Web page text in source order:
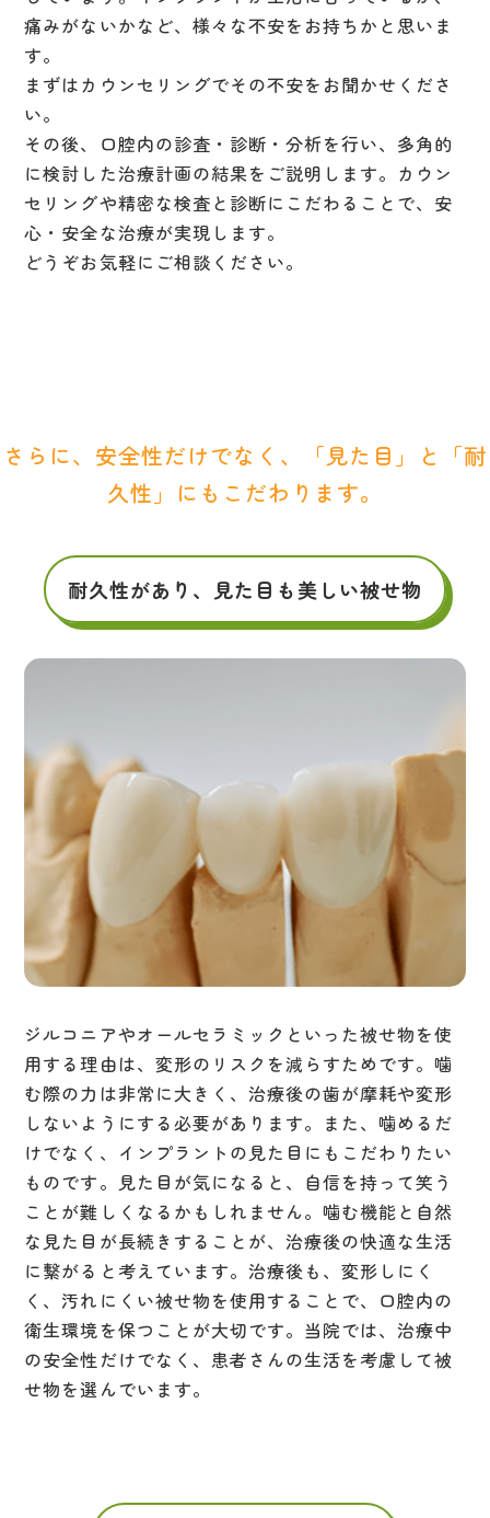
痛みがないかなど、様々な不安をお持ちかと思いま
す。
まずはカウンセリングでその不安をお聞かせくださ
い。
その後、口腔内の診査・診断・分析を行い、多角的
に検討した治療計画の結果をご説明します。カウン
セリングや精密な検査と診断にこだわることで、安
心・安全な治療が実現します。
どうぞお気軽にご相談ください。
さらに、安全性だけでなく、「見た目」と「耐
久性」にもこだわります。
耐久性があり、見た目も美しい被せ物
ジルコニアやオールセラミックといった被せ物を使
用する理由は、変形のリスクを減らすためです。噛
む際の力は非常に大きく、治療後の歯が摩耗や変形
しないようにする必要があります。また、噛めるだ
けでなく、インプラントの見た目にもこだわりたい
ものです。見た目が気になると、自信を持って笑う
ことが難しくなるかもしれません。噛む機能と自然
な見た目が長続きすることが、治療後の快適な生活
に繋がると考えています。治療後も、変形しにく
く、汚れにくい被せ物を使用することで、口腔内の
衛生環境を保つことが大切です。当院では、治療中
の安全性だけでなく、患者さんの生活を考慮して被
せ物を選んでいます。